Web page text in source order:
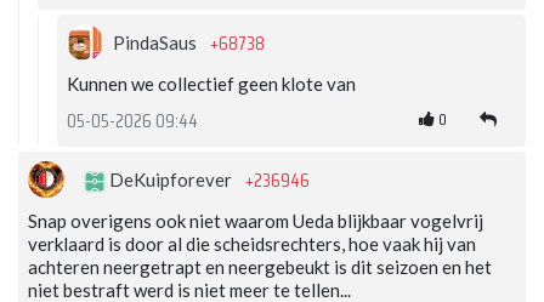
PindaSaus +68738
Kunnen we collectief geen klote van
05-05-2026 09:44 0
DeKuipforever +236946
Snap overigens ook niet waarom Ueda blijkbaar vogelvrij
verklaard is door al die scheidsrechters, hoe vaak hij van
achteren neergetrapt en neergebeukt is dit seizoen en het
niet bestraft werd is niet meer te tellen...